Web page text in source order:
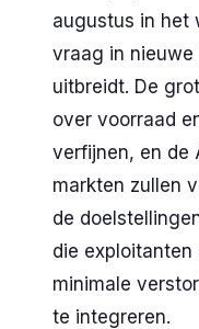
augustus in het
vraag in nieuwe
uitbreidt. De
over voorraad
verfijnen, en de
markten zullen
de
die
minimale
te integreren.